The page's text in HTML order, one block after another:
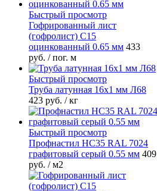
Быстрый просмотр
Гофрированный лист
(гофролист) С15
оцинкованный 0.65 мм 433
руб. / пог. м
Быстрый просмотр
Труба латунная 16х1 мм Л68
423 руб. / кг
Быстрый просмотр
Профнастил НС35 RAL 7024
графитовый серый 0.55 мм 409
руб. / м2